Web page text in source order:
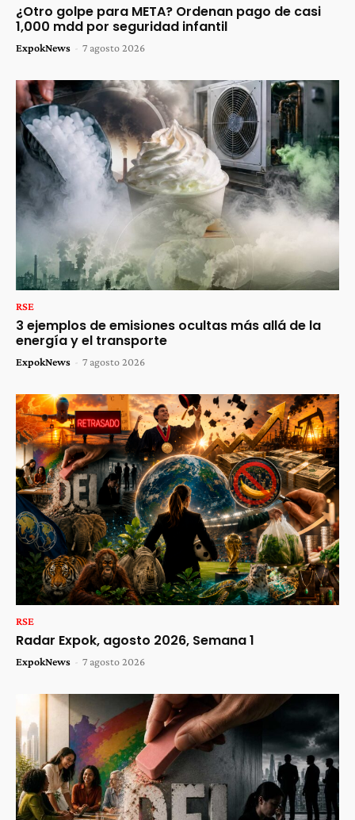
¿Otro golpe para META? Ordenan pago de casi
1,000 mdd por seguridad infantil
ExpokNews - 7 agosto 2026
RSE
3 ejemplos de emisiones ocultas más allá de la
energía y el transporte
ExpokNews - 7 agosto 2026
RSE
Radar Expok, agosto 2026, Semana 1
ExpokNews - 7 agosto 2026